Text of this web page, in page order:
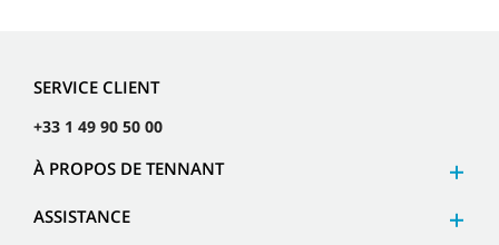
SERVICE CLIENT
+33 1 49 90 50 00
À PROPOS DE TENNANT
ASSISTANCE